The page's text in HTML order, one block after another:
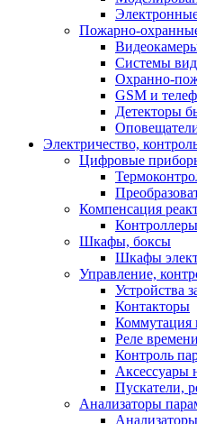
Пожарно-
Системы
Охранно-
GSM и
Детекторы
Электричество,
Цифровые
Компенсация
Шкафы, боксы
Шкафы
Управление,
Устройства
Контакторы
Коммутация
Реле
Контроль
Аксессуары
Пускатели,
Анализаторы